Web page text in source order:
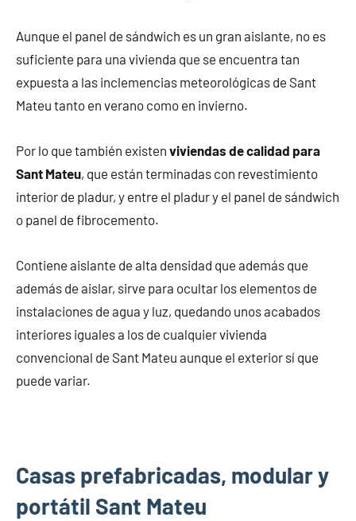
Aunque el panel de sándwich es un gran aislante, no es
suficiente para una vivienda que se encuentra tan
expuesta a las inclemencias meteorológicas de Sant
Mateu tanto en verano como en invierno.
Por lo que también existen viviendas de calidad para
Sant Mateu, que están terminadas con revestimiento
interior de pladur, y entre el pladur y el panel de sándwich
o panel de fibrocemento.
Contiene aislante de alta densidad que además que
además de aislar, sirve para ocultar los elementos de
instalaciones de agua y luz, quedando unos acabados
interiores iguales a los de cualquier vivienda
convencional de Sant Mateu aunque el exterior sí que
puede variar.
Casas prefabricadas, modular y
portátil Sant Mateu